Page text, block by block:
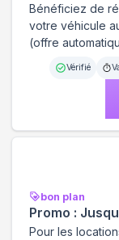
Bénéficiez de
votre véhicule
(offre
Vérifié
bon plan
Promo :
Pour les